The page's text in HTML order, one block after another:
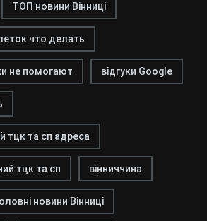
ТОП новини Вінниці
что делать
не помогают відгуки Google
тцк та сп адреса
тцк та сп вінниччина
новини Вінниці